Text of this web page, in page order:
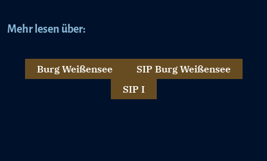
Mehr lesen über:
Burg Weißensee
SIP Burg Weißensee
SIP I